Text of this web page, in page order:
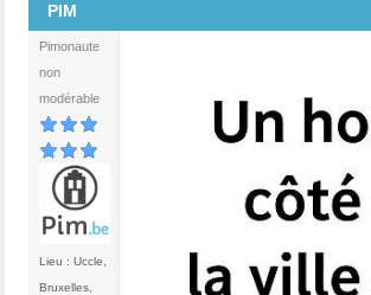
PIM
Pimonaute
non
modérable
Lieu : Uccle,
Bruxelles,